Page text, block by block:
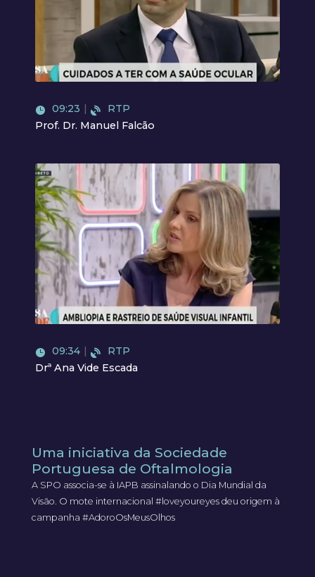
Video
09:23 |
RTP
Prof. Dr. Manuel Falcão
Video
09:34 |
RTP
Drª Ana Vide Escada
Uma iniciativa da Sociedade
Portuguesa de Oftalmologia
A SPO associa-se à IAPB assinalando o Dia Mundial da
Visão. O mote internacional #loveyoureyes deu origem à
campanha #AdoroOsMeusOlhos